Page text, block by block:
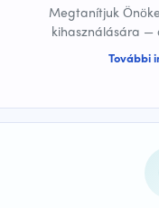
Megtanítjuk
kihasználására —
További